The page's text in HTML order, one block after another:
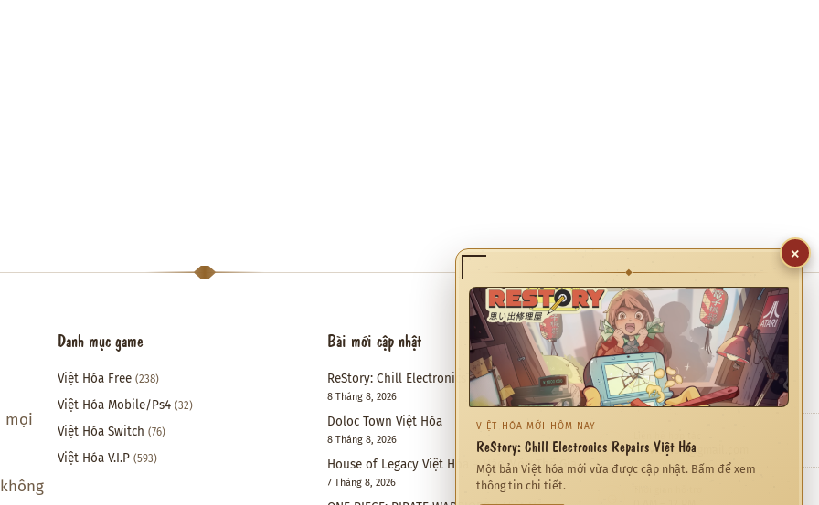
mọi
Danh mục game
Việt Hóa Free (238)
Việt Hóa Mobile/Ps4 (32)
Việt Hóa Switch (76)
Việt Hóa V.I.P (593)
Bài mới cập nhật
ReStory: Chill Electronics Repairs Việt Hóa
8 Tháng 8, 2026
Doloc Town Việt Hóa
8 Tháng 8, 2026
House of Legacy Việt Hóa – Hào Môn Thế Gia
7 Tháng 8, 2026
Hỗ trợ
✉ Email hỗ trợ
meviethoa@gmail.com
❖ meviethoa@gmail.com
×
◆
VIỆT HÓA MỚI HÔM NAY
ReStory: Chill Electronics Repairs Việt Hóa
Một bản Việt hóa mới vừa được cập nhật. Bấm để xem
thông tin chi tiết.